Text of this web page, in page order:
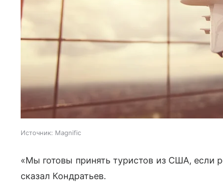
Источник: Magnific
«Мы готовы принять туристов из США, если
сказал Кондратьев.